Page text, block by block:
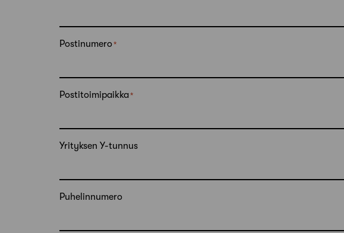
Postinumero
Postitoimipaikka
Yrityksen Y-tunnus
Puhelinnumero